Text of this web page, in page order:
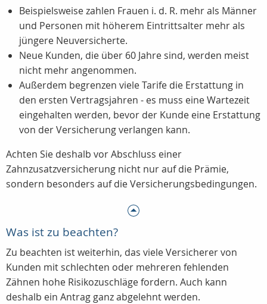
Beispielsweise zahlen Frauen i. d. R. mehr als Männer
und Personen mit höherem Eintrittsalter mehr als
jüngere Neuversicherte.
Neue Kunden, die über 60 Jahre sind, werden meist
nicht mehr angenommen.
Außerdem begrenzen viele Tarife die Erstattung in
den ersten Vertragsjahren - es muss eine Wartezeit
eingehalten werden, bevor der Kunde eine Erstattung
von der Versicherung verlangen kann.
Achten Sie deshalb vor Abschluss einer
Zahnzusatzversicherung nicht nur auf die Prämie,
sondern besonders auf die Versicherungsbedingungen.
Was ist zu beachten?
Zu beachten ist weiterhin, das viele Versicherer von
Kunden mit schlechten oder mehreren fehlenden
Zähnen hohe Risikozuschläge fordern. Auch kann
deshalb ein Antrag ganz abgelehnt werden.